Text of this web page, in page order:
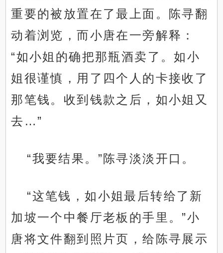
重要的被放置在了最上面。陈寻翻
动着浏览，而小唐在一旁解释：
“如小姐的确把那瓶酒卖了。如小
姐很谨慎，用了四个人的卡接收了
那笔钱。收到钱款之后，如小姐又
去…”
“我要结果。”陈寻淡淡开口。
“这笔钱，如小姐最后转给了新
加坡一个中餐厅老板的手里。”小
唐将文件翻到照片页，给陈寻展示